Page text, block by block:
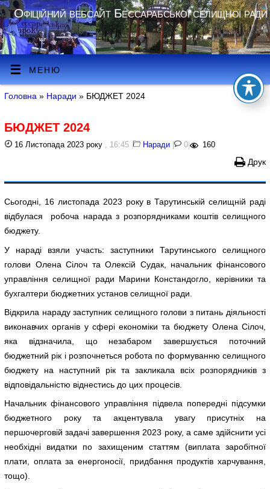
Офіційний вебсайт Бессарабської селищної ради
МЕНЮ
Головна » Наради » БЮДЖЕТ 2024
БЮДЖЕТ 2024
16 Листопада 2023 року , 16:45 | Наради | 0 | 160
Друк
Сьогодні, 16 листопада 2023 року в Тарутинській селищній раді
відбулася робоча нарада з розпорядниками коштів селищного
бюджету.
У нараді взяли участь: заступники Тарутинського селищного
голови Олена Сілоч та Олексій Судак, начальник фінансового
управління селищної ради Марини Констандогло, керівники та
бухгалтери бюджетних установ селищної ради.
Відкрила нараду заступник селищного голови з питань діяльності
виконавчих органів у сфері економіки та бюджету Олена Сілоч,
яка відзначила, що незабаром завершується поточний
бюджетний рік і розпочнеться робота по формуванню селищного
бюджету на наступний рік та закликала всіх розпорядників з
відповідальністю віднестись до цих процесів.
Начальник фінансового управління підвела попередні підсумки
бюджетного року та акцентувала увагу присутніх на
першочерговій задачі завершення 2023 року, а саме здійснити усі
необхідні видатки по захищеним статтям (виплата заробітної
плати, оплата за енергоносії, придбання продуктів харчування,
тощо).